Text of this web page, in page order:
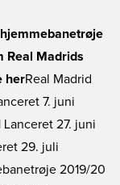
Real Madrids
herReal Madrid
7. juni
| Lanceret 27. juni
29. juli
2019/20